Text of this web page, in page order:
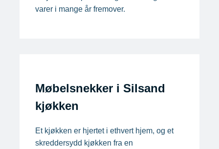
varer i mange år fremover.
Møbelsnekker i Silsand
kjøkken
Et kjøkken er hjertet i ethvert hjem, og et
skreddersydd kjøkken fra en